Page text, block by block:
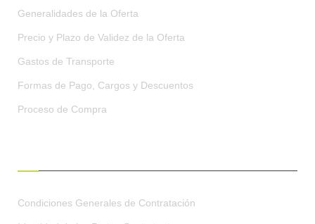
Generalidades de la Oferta
Precio y Plazo de Validez de la Oferta
Gastos de Transporte
Formas de Pago, Cargos y Descuentos
Proceso de Compra
Condiciones Generales de Contratación